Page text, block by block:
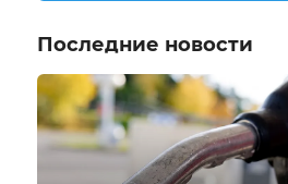
Последние новости